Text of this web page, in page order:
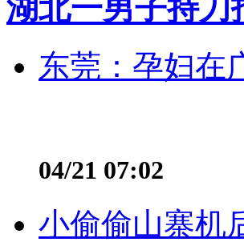
湖北一男子持刀
东莞：孕妇在
04/21 07:02
小偷偷山寨机